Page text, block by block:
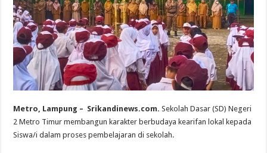
Metro, Lampung – Srikandinews.com. Sekolah Dasar (SD) Negeri
2 Metro Timur membangun karakter berbudaya kearifan lokal kepada
Siswa/i dalam proses pembelajaran di sekolah.